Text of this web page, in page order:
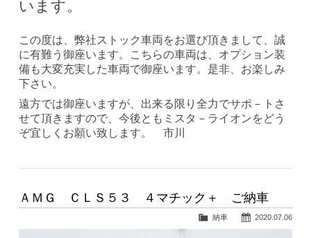
います。
この度は、弊社ストック車両をお選び頂きまして、誠
に有難う御座います。こちらの車両は、オプション装
備も大変充実した車両で御座います。是非、お楽しみ
下さい。
遠方では御座いますが、出来る限り全力でサポ－トさ
せて頂きますので、今後ともミスタ－ライオンをどう
ぞ宜しくお願い致します。 市川
ＡＭＧ ＣＬＳ５３ ４マチック＋ ご納車
2020.07.06
納車